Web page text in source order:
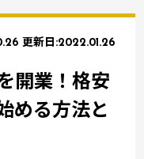
更新日:2022.01.26
開業！格安
める方法と